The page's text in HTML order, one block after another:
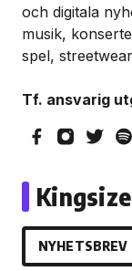
och digitala
musik,
spel,
Tf. ansvarig
Kingsize
NYHETSBREV